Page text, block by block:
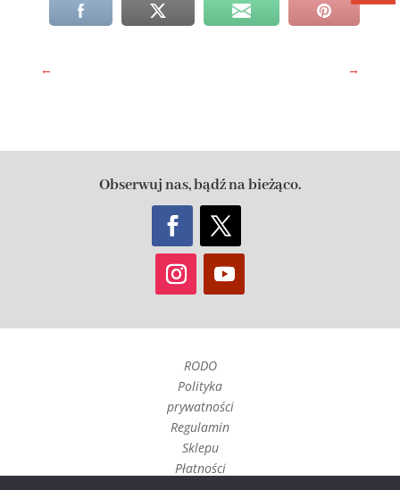
← →
Obserwuj nas, bądź na bieżąco.
RODO
Polityka
prywatności
Regulamin
Sklepu
Płatności